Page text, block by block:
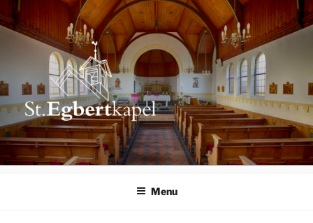
Ga
naar
ST. EGBERTKAPEL
Schiermonnikoog
Menu